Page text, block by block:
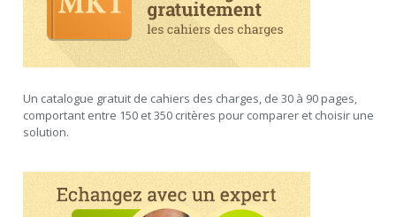
Un catalogue gratuit de cahiers des charges, de 30 à 90 pages,
comportant entre 150 et 350 critères pour comparer et choisir une
solution.